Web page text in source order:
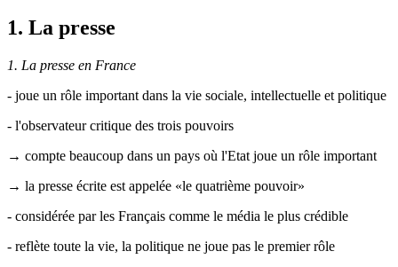
1. La presse
1. La presse en France
- joue un rôle important dans la vie sociale, intellectuelle et politique
- l'observateur critique des trois pouvoirs
→ compte beaucoup dans un pays où l'Etat joue un rôle important
→ la presse écrite est appelée «le quatrième pouvoir»
- considérée par les Français comme le média le plus crédible
- reflète toute la vie, la politique ne joue pas le premier rôle